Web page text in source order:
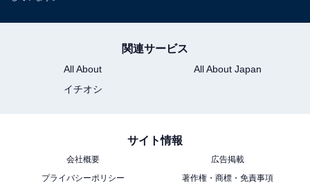
関連サービス
All About
All About Japan
イチオシ
サイト情報
会社概要
広告掲載
プライバシーポリシー
著作権・商標・免責事項